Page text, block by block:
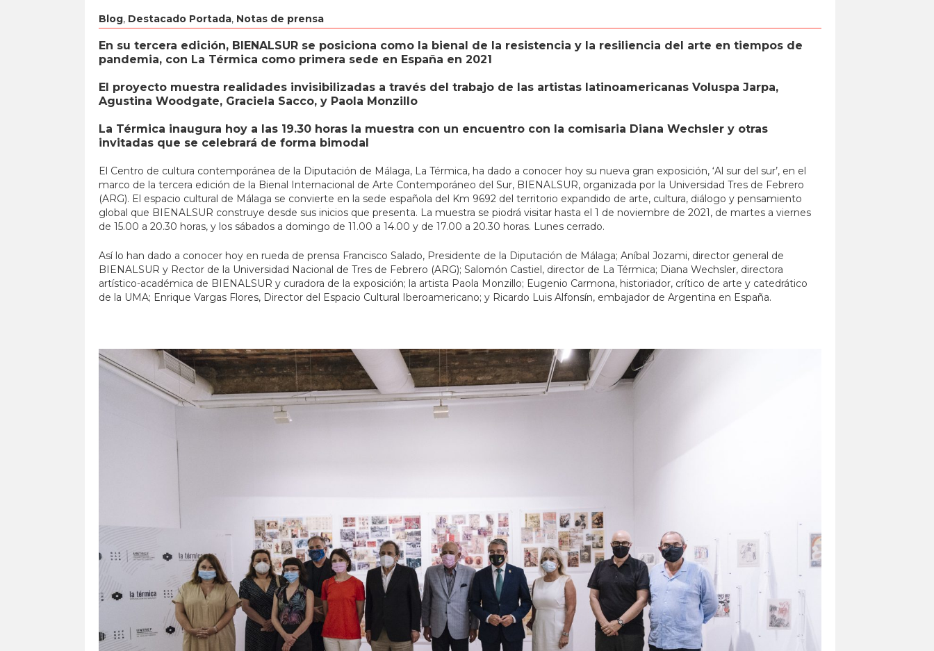
Blog, Destacado Portada, Notas de prensa
En su tercera edición, BIENALSUR se posiciona como la bienal de la resistencia y la resiliencia del arte en tiempos de
pandemia, con La Térmica como primera sede en España en 2021
El proyecto muestra realidades invisibilizadas a través del trabajo de las artistas latinoamericanas Voluspa Jarpa,
Agustina Woodgate, Graciela Sacco, y Paola Monzillo
La Térmica inaugura hoy a las 19.30 horas la muestra con un encuentro con la comisaria Diana Wechsler y otras
invitadas que se celebrará de forma bimodal
El Centro de cultura contemporánea de la Diputación de Málaga, La Térmica, ha dado a conocer hoy su nueva gran exposición, ‘Al sur del sur’, en el
marco de la tercera edición de la Bienal Internacional de Arte Contemporáneo del Sur, BIENALSUR, organizada por la Universidad Tres de Febrero
(ARG). El espacio cultural de Málaga se convierte en la sede española del Km 9692 del territorio expandido de arte, cultura, diálogo y pensamiento
global que BIENALSUR construye desde sus inicios que presenta. La muestra se piodrá visitar hasta el 1 de noviembre de 2021, de martes a viernes
de 15.00 a 20.30 horas, y los sábados a domingo de 11.00 a 14.00 y de 17.00 a 20.30 horas. Lunes cerrado.
Así lo han dado a conocer hoy en rueda de prensa Francisco Salado, Presidente de la Diputación de Málaga; Aníbal Jozami, director general de
BIENALSUR y Rector de la Universidad Nacional de Tres de Febrero (ARG); Salomón Castiel, director de La Térmica; Diana Wechsler, directora
artístico-académica de BIENALSUR y curadora de la exposición; la artista Paola Monzillo; Eugenio Carmona, historiador, crítico de arte y catedrático
de la UMA; Enrique Vargas Flores, Director del Espacio Cultural Iberoamericano; y Ricardo Luis Alfonsín, embajador de Argentina en España.